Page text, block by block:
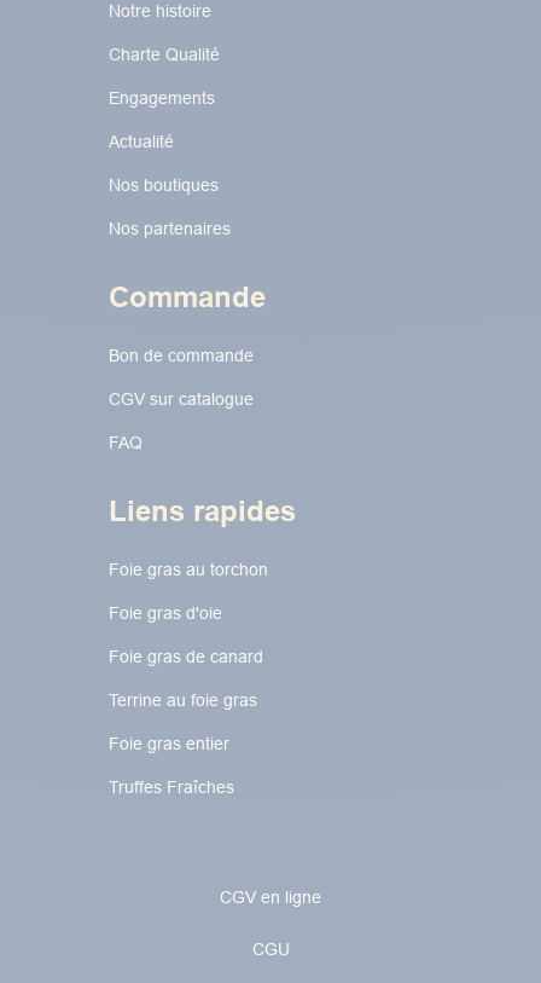
Notre histoire
Charte Qualité
Engagements
Actualité
Nos boutiques
Nos partenaires
Commande
Bon de commande
CGV sur catalogue
FAQ
Liens rapides
Foie gras au torchon​​​​
Foie gras d'oie
Foie gras de canard
Terrine au foie gras
Foie gras entier
Truffes Fraîches
CGV en ligne
CGU